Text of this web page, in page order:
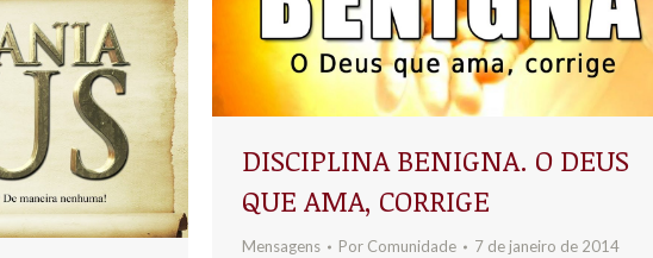
DISCIPLINA BENIGNA. O DEUS
QUE AMA, CORRIGE
Mensagens Por Comunidade 7 de janeiro de 2014